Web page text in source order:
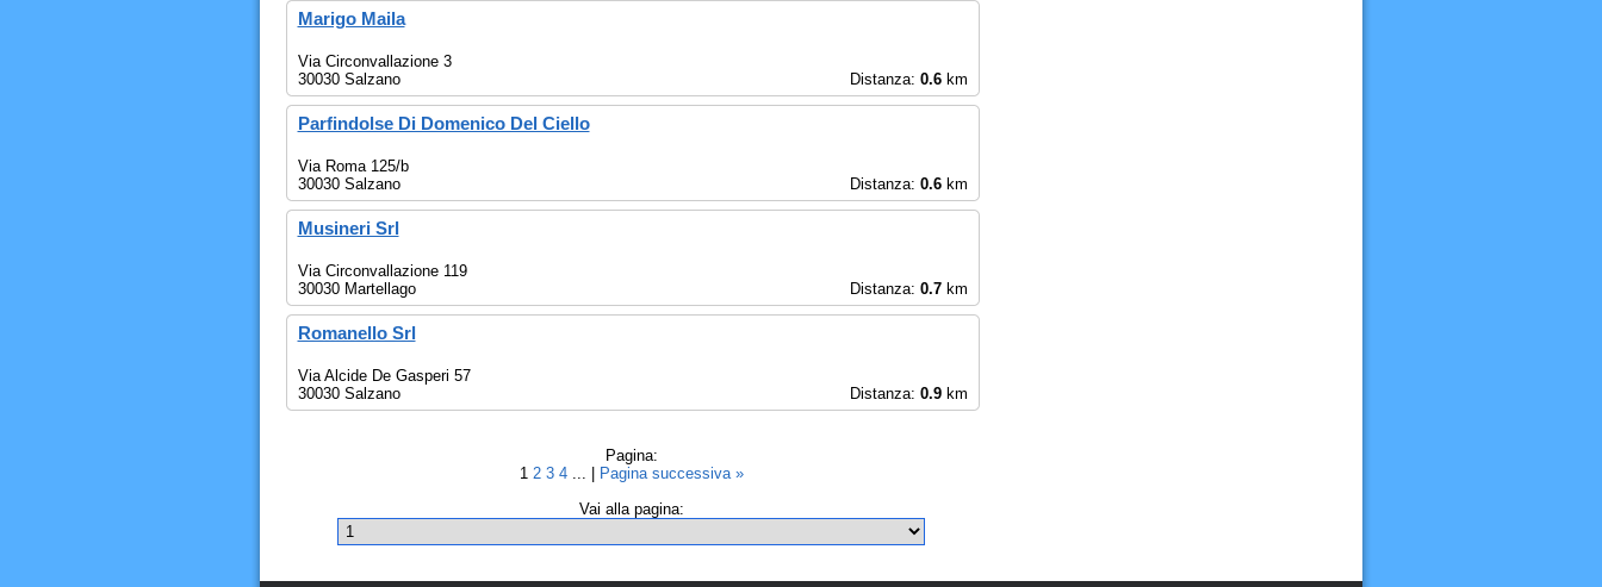
Marigo Maila
Via Circonvallazione 3
30030 Salzano
Distanza: 0.6km
Parfindolse Di Domenico Del Ciello
Via Roma 125/b
30030 Salzano
Distanza: 0.6km
Musineri Srl
Via Circonvallazione 119
30030 Martellago
Distanza: 0.7km
Romanello Srl
Via Alcide De Gasperi 57
30030 Salzano
Distanza: 0.9km
Pagina:
1 2 3 4 ... |
Pagina successiva »
Vai alla pagina: